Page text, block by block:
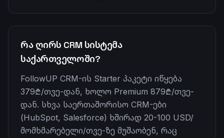
რა ღირს CRM სისტემა
საქართველოში?
FollowUP CRM-ის Starter პაკეტი იწყება
379₾/თვე-დან, ხოლო Premium 879₾/თვე-
დან. სხვა საერთაშორისო CRM-ები
(HubSpot, Salesforce) ხშირად 20-100 USD/
მომხმარებელი/თვე-ზე მუშაობენ, რაც